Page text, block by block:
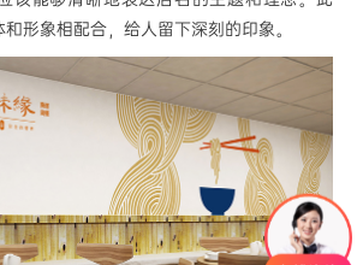
形象相配合，给人留下深刻的印象。